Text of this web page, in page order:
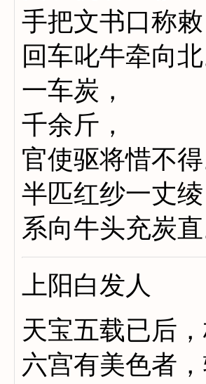
手把文书口称敕
回车叱牛牵向北
一车炭，
千余斤，
官使驱将惜不得
半匹红纱一丈绫
系向牛头充炭直
上阳白发人
天宝五载已后
六宫有美色者